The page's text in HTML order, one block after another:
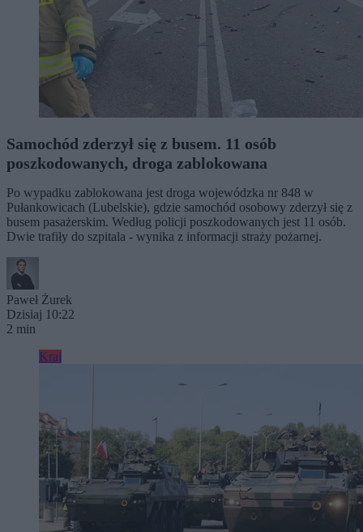
Samochód zderzył się z busem. 11 osób
poszkodowanych, droga zablokowana
Po wypadku zablokowana jest droga wojewódzka nr 848 w
Pułankowicach (Lubelskie), gdzie samochód osobowy zderzył się z
busem pasażerskim. Według policji poszkodowanych jest 11 osób.
Dwie trafiły do szpitala - wynika z informacji straży pożarnej.
Paweł Żurek
Dzisiaj 10:22
2 min
Kraj